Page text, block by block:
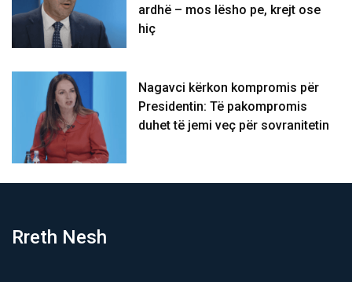
ardhë – mos lësho pe, krejt ose
hiç
Nagavci kërkon kompromis për
Presidentin: Të pakompromis
duhet të jemi veç për sovranitetin
Rreth Nesh